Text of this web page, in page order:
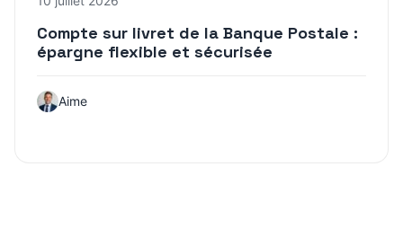
Compte sur livret de la Banque Postale :
épargne flexible et sécurisée
Aime